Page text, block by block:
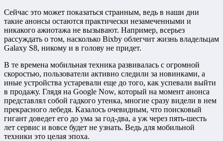
Сейчас это может показаться странным, ведь в наши дни
такие анонсы остаются практически незамеченными и
никакого ажиотажа не вызывают. Например, всерьез
рассуждать о том, насколько Bixby облегчит жизнь владельцам
Galaxy S8, никому и в голову не придет.
В те времена мобильная техника развивалась с огромной
скоростью, пользователи активно следили за новинками, а
иные устройства устаревали еще до того, как успевали выйти
в продажу. Глядя на Google Now, который на момент анонса
представлял собой гадкого утенка, многие сразу видели в нем
прекрасного лебедя. Казалось очевидным, что поисковый
гигант доведет его до ума за год-два, а уж через пять-шесть
лет сервис и вовсе будет не узнать. Ведь для мобильной
техники это целая эпоха.